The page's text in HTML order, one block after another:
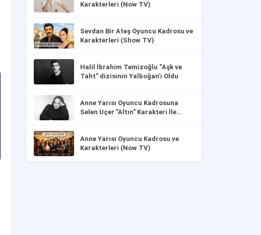
Karakterleri (Now TV)
Sevdan Bir Ateş Oyuncu Kadrosu ve
Karakterleri (Show TV)
Halil İbrahim Temizoğlu “Aşk ve
Taht” dizisinin Yalboğan'ı Oldu
Anne Yarısı Oyuncu Kadrosuna
Selen Uçer "Altın" Karakteri İle
Anne Yarısı Oyuncu Kadrosu ve
Karakterleri (Now TV)